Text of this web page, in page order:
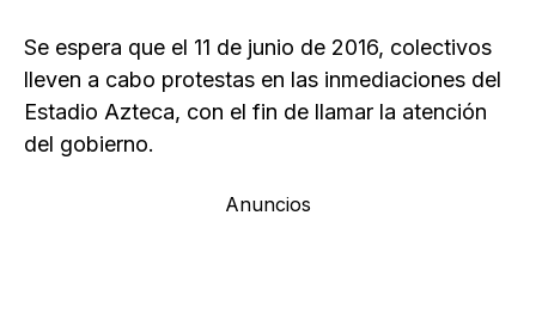
Se espera que el 11 de junio de 2016, colectivos
lleven a cabo protestas en las inmediaciones del
Estadio Azteca, con el fin de llamar la atención
del gobierno.
Anuncios